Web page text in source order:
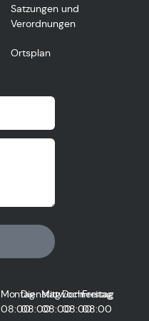
Satzungen und
Verordnungen
Ortsplan
Montag
08:00
Dienstag
08:00
Mittwoch
08:00
Donnerstag
08:00
Freitag
08:00